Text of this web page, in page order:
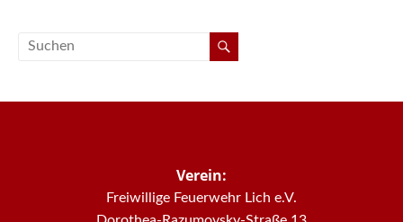
Verein:
Freiwillige Feuerwehr Lich e.V.